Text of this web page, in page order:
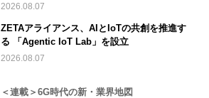
2026.08.07
ZETAアライアンス、AIとIoTの共創を推進す
る 「Agentic IoT Lab」を設立
2026.08.07
＜連載＞6G時代の新・業界地図